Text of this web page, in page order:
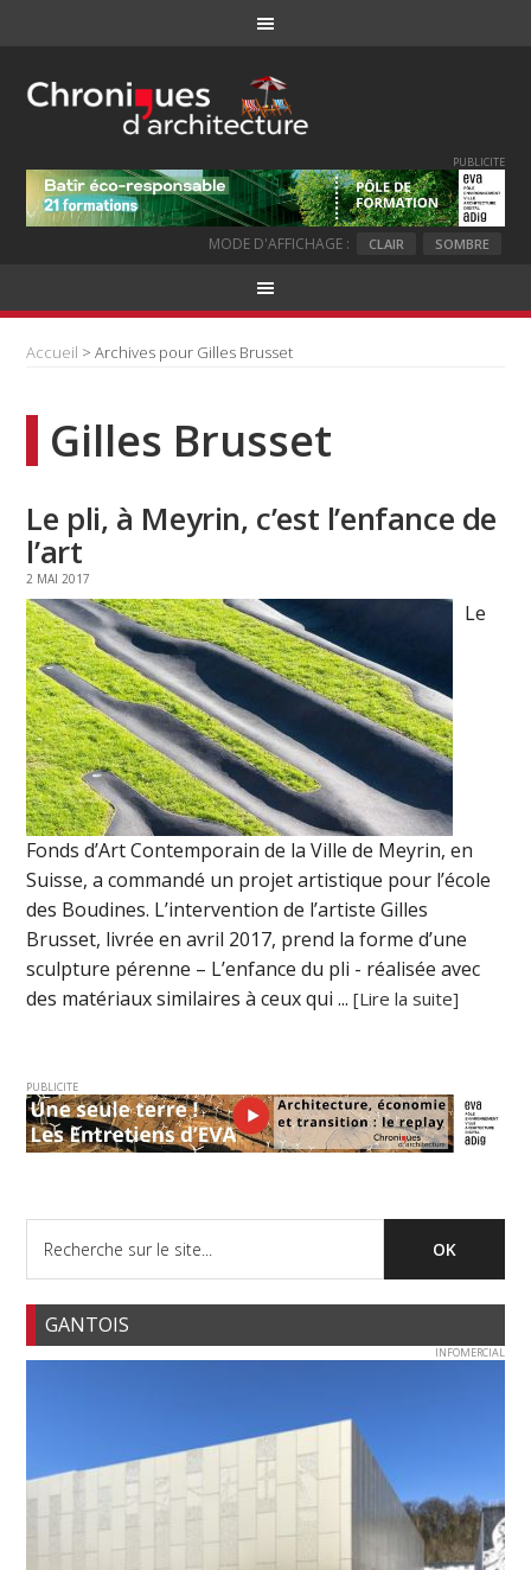
PUBLICITE
MODE D'AFFICHAGE : CLAIR SOMBRE
Accueil > Archives pour Gilles Brusset
Gilles Brusset
Le pli, à Meyrin, c’est l’enfance de
l’art
2 MAI 2017
Le
Fonds d’Art Contemporain de la Ville de Meyrin, en
Suisse, a commandé un projet artistique pour l’école
des Boudines. L’intervention de l’artiste Gilles
Brusset, livrée en avril 2017, prend la forme d’une
sculpture pérenne – L’enfance du pli - réalisée avec
des matériaux similaires à ceux qui ...[Lire la suite]
PUBLICITE
GANTOIS
INFOMERCIAL